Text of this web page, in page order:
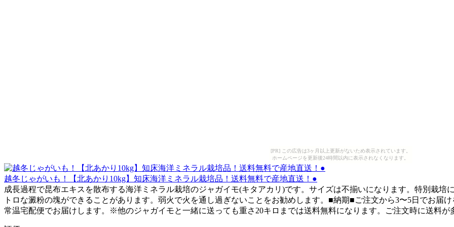
[PR] この広告は3ヶ月以上更新がないため表示されています。
ホームページを更新後24時間以内に表示されなくなります。
越冬じゃがいも！【北あかり10kg】知床海洋ミネラル栽培品！送料無料で産地直送！●
成長過程で昆布エキスを散布する海洋ミネラル栽培のジャガイモ(キタアカリ)です。サイズは不揃いになります。特別栽
トロな澱粉の塊ができることがあります。弱火で火を通し過ぎないことをお勧めします。■納期■ご注文から3〜5日でお届
常温宅配便でお届けします。※他のジャガイモと一緒に送っても重さ20キロまでは送料無料になります。ご注文時に送料